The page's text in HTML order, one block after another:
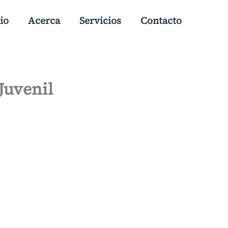
Acerca Servicios Contacto